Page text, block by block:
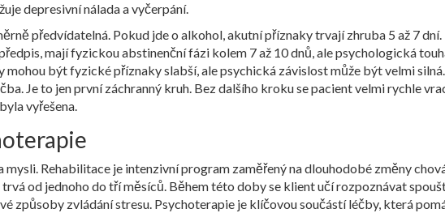
depresivní nálada a vyčerpání.
předvídatelná. Pokud jde o alkohol, akutní příznaky trvají zhruba 5 až 7 dní.
mají fyzickou abstinenční fázi kolem 7 až 10 dnů, ale psychologická
mohou být fyzické příznaky slabší, ale psychická závislost může být velmi
Je to jen první záchranný kruh. Bez dalšího kroku se pacient velmi rychle
vyřešena.
mysli. Rehabilitace je intenzivní program zaměřený na dlouhodobé změny
od jednoho do tří měsíců. Během této doby se klient učí rozpoznávat
způsoby zvládání stresu. Psychoterapie je klíčovou součástí léčby, která